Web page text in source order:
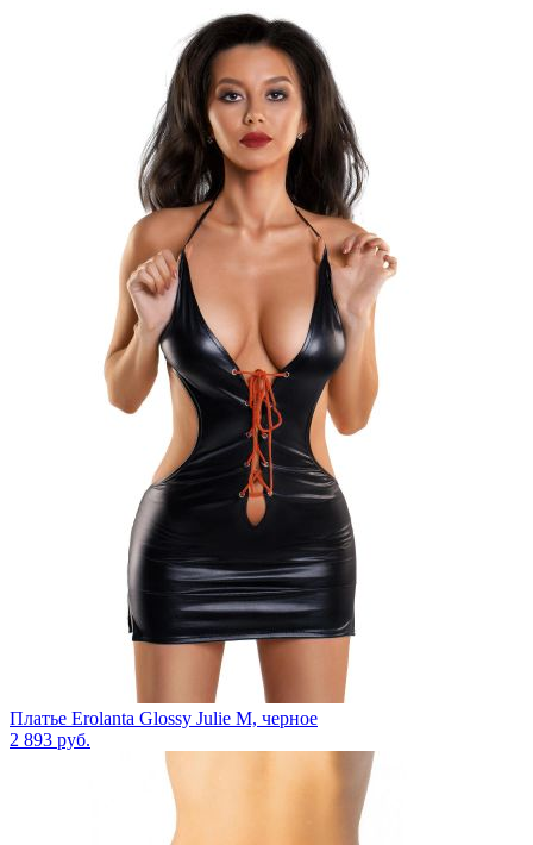
Платье Erolanta Glossy Julie M, черное
2 893 руб.